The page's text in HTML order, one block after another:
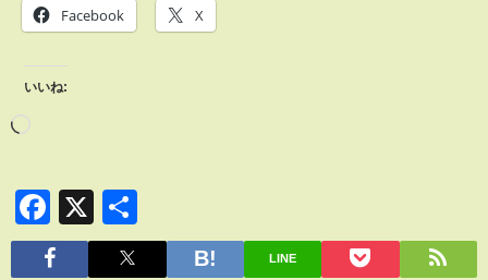
Facebook X
いいね:
Facebook
X
有
LINE